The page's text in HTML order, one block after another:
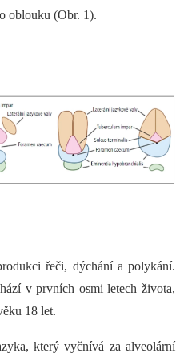
oblouku (Obr. 1).
řeči, dýchání a polykání.
v prvních osmi letech života,
18 let.
který vyčnívá za alveolární